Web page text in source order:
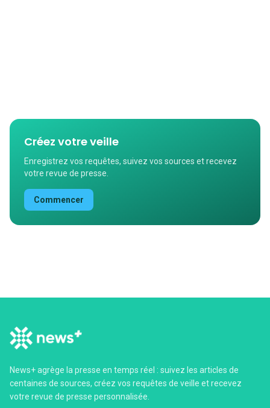
Créez votre veille
Enregistrez vos requêtes, suivez vos sources et recevez
votre revue de presse.
Commencer
News+ agrège la presse en temps réel : suivez les articles de
centaines de sources, créez vos requêtes de veille et recevez
votre revue de presse personnalisée.